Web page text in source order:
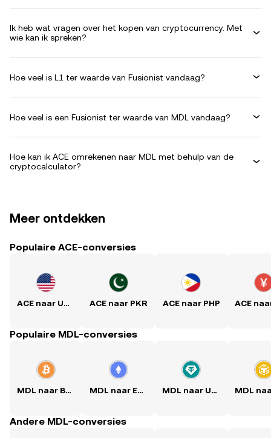
Ik heb wat vragen over het kopen van cryptocurrency. Met
wie kan ik spreken?
Hoe veel is L1 ter waarde van Fusionist vandaag?
Hoe veel is een Fusionist ter waarde van MDL vandaag?
Hoe kan ik ACE omrekenen naar MDL met behulp van de
cryptocalculator?
Meer ontdekken
Populaire ACE-conversies
ACE naar USD ACE naar PKR ACE naar PHP
Populaire MDL-conversies
MDL naar BTC MDL naar ETH MDL naar USDT
Andere MDL-conversies